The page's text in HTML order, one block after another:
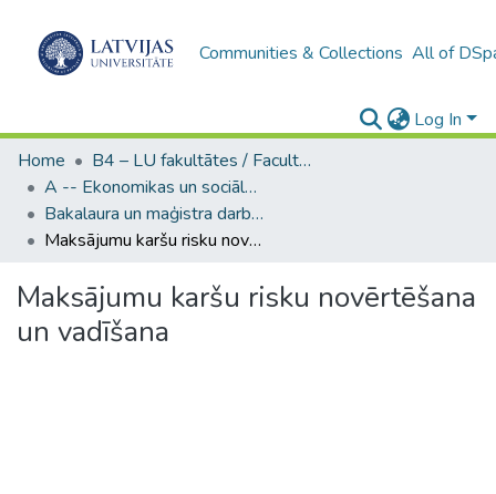
Communities & Collections All of
Log In
Home
B4 – LU fakultātes / Faculties of the UL
A -- Ekonomikas un sociālo zinātņu fakultāte / Faculty of Economics and Social Sciences
Bakalaura un maģistra darbi (ESZF) / Bachelor's and Master's theses
Maksājumu karšu risku novērtēšana un vadīšana
Maksājumu karšu risku novērtēšana
un vadīšana